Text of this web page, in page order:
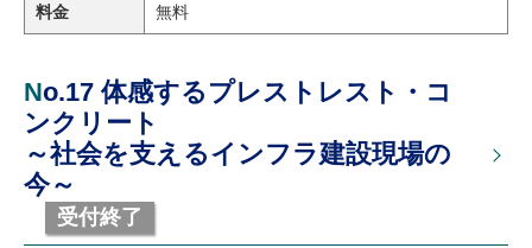
料金 無料
No.17 体感するプレストレスト・コ
ンクリート
～社会を支えるインフラ建設現場の
今～
受付終了